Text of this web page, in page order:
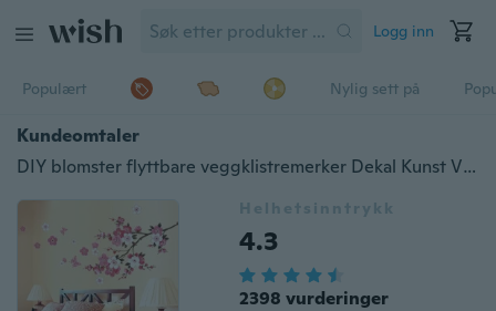
Logg inn
Populært Nylig sett på
Kundeomtaler
DIY blomster flyttbare veggklistremerker Dekal Kunst Vinyl Sitater Veggmaleri Hjemmeinnredning Ny
Helhetsinntrykk
4.3
2398 vurderinger